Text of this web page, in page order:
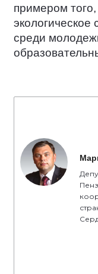
примером
экологическое
среди